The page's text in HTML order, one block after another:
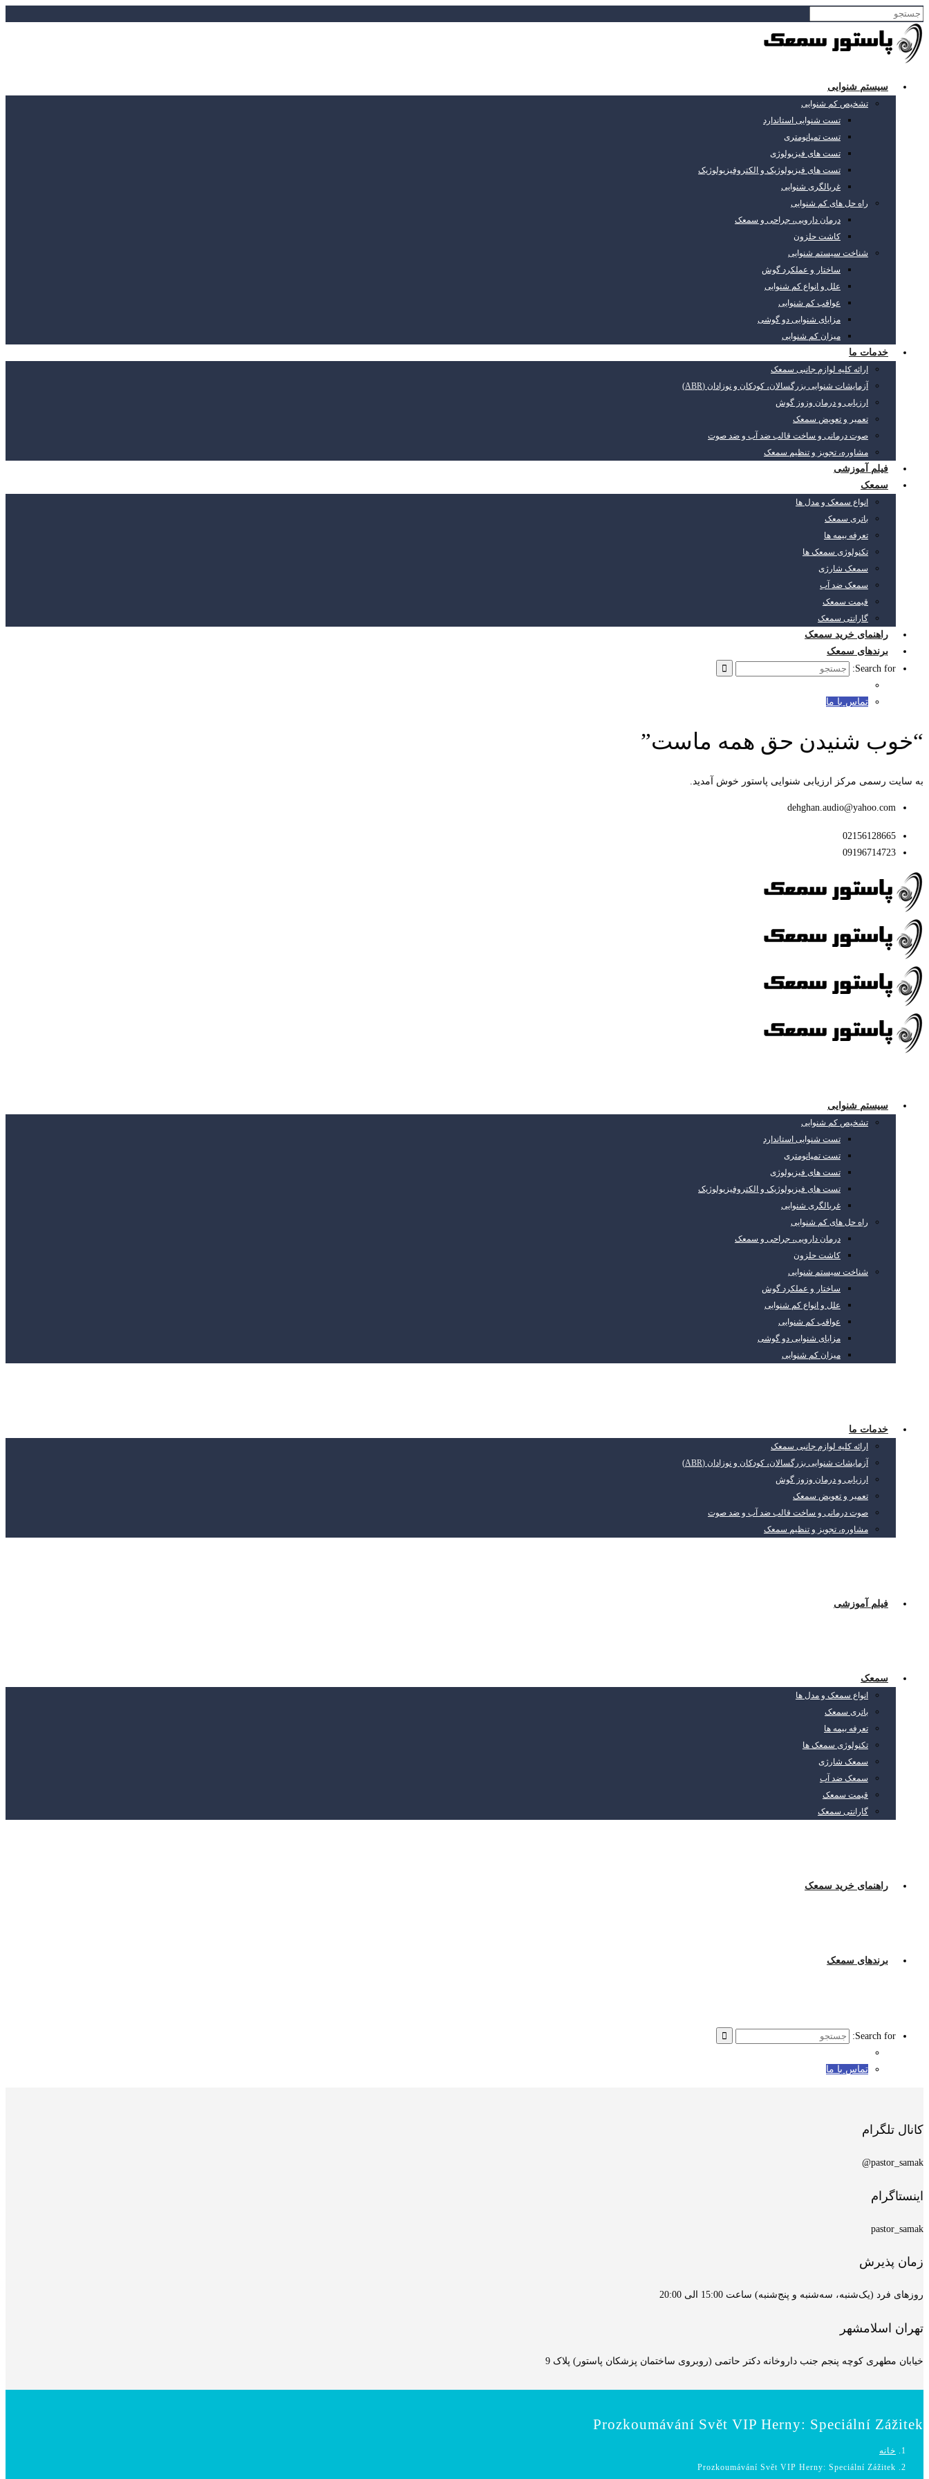
سیستم شنوایی
تشخیص کم شنوایی
تست شنوایی استاندارد
تست تمپانومتری
تست های فیزیولوژی
تست های فیزیولوژیک و الکتروفیزیولوژیک
غربالگری شنوایی
راه حل های کم شنوایی
درمان دارویی، جراحی و سمعک
کاشت حلزون
شناخت سیستم شنوایی
ساختار و عملکرد گوش
علل و انواع کم شنوایی
عواقب کم شنوایی
مزایای شنوایی دو گوشی
میزان کم شنوایی
خدمات ما
ارائه کلیه لوازم جانبی سمعک
آزمایشات شنوایی بزرگسالان، کودکان و نوزادان (ABR)
ارزیابی و درمان وزوز گوش
تعمیر و تعویض سمعک
صوت درمانی و ساخت قالب ضد آب و ضد صوت
مشاوره، تجویز و تنظیم سمعک
فیلم آموزشی
سمعک
انواع سمعک و مدل ها
باتری سمعک
تعرفه بیمه ها
تکنولوژی سمعک ها
سمعک شارژی
سمعک ضد آب
قیمت سمعک
گارانتی سمعک
راهنمای خرید سمعک
برندهای سمعک
Search for:
تماس با ما
“خوب شنیدن حق همه ماست”
به سایت رسمی مرکز ارزیابی شنوایی پاستور خوش آمدید.
dehghan.audio@yahoo.com
02156128665
09196714723
سیستم شنوایی
تشخیص کم شنوایی
تست شنوایی استاندارد
تست تمپانومتری
تست های فیزیولوژی
تست های فیزیولوژیک و الکتروفیزیولوژیک
غربالگری شنوایی
راه حل های کم شنوایی
درمان دارویی، جراحی و سمعک
کاشت حلزون
شناخت سیستم شنوایی
ساختار و عملکرد گوش
علل و انواع کم شنوایی
عواقب کم شنوایی
مزایای شنوایی دو گوشی
میزان کم شنوایی
خدمات ما
ارائه کلیه لوازم جانبی سمعک
آزمایشات شنوایی بزرگسالان، کودکان و نوزادان (ABR)
ارزیابی و درمان وزوز گوش
تعمیر و تعویض سمعک
صوت درمانی و ساخت قالب ضد آب و ضد صوت
مشاوره، تجویز و تنظیم سمعک
فیلم آموزشی
سمعک
انواع سمعک و مدل ها
باتری سمعک
تعرفه بیمه ها
تکنولوژی سمعک ها
سمعک شارژی
سمعک ضد آب
قیمت سمعک
گارانتی سمعک
راهنمای خرید سمعک
برندهای سمعک
Search for:
تماس با ما
کانال تلگرام
pastor_samak@
اینستاگرام
pastor_samak
زمان پذیرش
روزهای فرد (یک‌شنبه، سه‌شنبه و پنج‌شنبه) ساعت 15:00 الی 20:00
تهران اسلامشهر
خیابان مطهری کوچه پنجم جنب داروخانه دکتر حاتمی (روبروی ساختمان پزشکان پاستور) پلاک 9
Prozkoumávání Svět VIP Herny: Speciální Zážitek
خانه
Prozkoumávání Svět VIP Herny: Speciální Zážitek